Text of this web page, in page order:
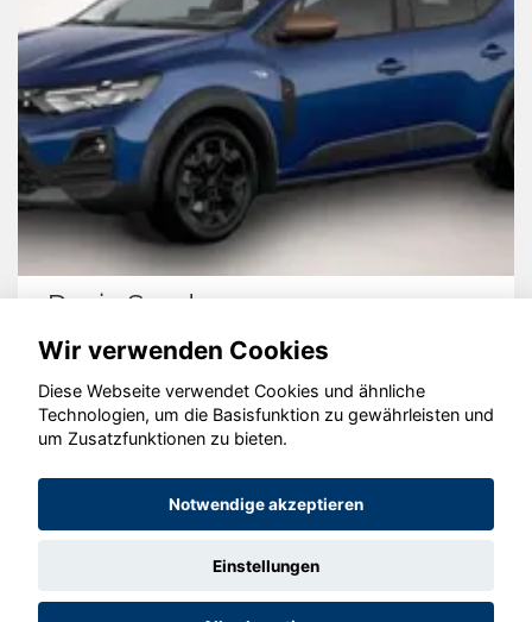
Dacia Sandero
© konjunkturmotor.de GmbH 2020 - 2026
Wir verwenden Cookies
Diese Webseite verwendet Cookies und ähnliche
Technologien, um die Basisfunktion zu gewährleisten und
um Zusatzfunktionen zu bieten.
Notwendige akzeptieren
Einstellungen